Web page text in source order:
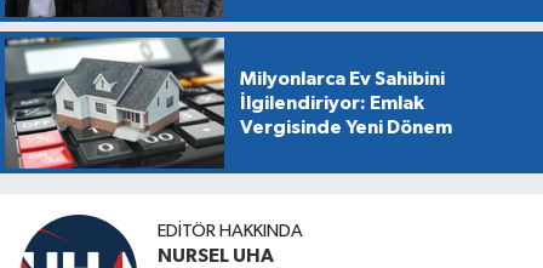
Milyonlarca Ev Sahibini
İlgilendiriyor: Emlak
Vergisinde Yeni Dönem
EDITÖR HAKKINDA
NURSEL UHA